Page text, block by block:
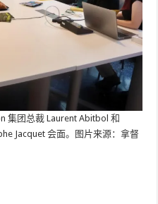
集团总裁 Laurent Abitbol 和
Jacquet 会面。图片来源：拿督